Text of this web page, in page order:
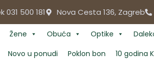
031 500 181 Nova Cesta 136, Zagreb
Žene Obuća Optike
Novo u ponudi Poklon bon 10 godina